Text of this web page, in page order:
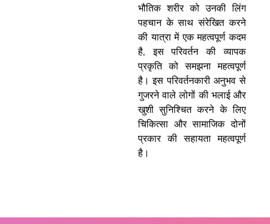
भौतिक शरीर को उनकी लिंग
पहचान के साथ संरेखित करने
की यात्रा में एक महत्वपूर्ण कदम
है, इस परिवर्तन की व्यापक
प्रकृति को समझना महत्वपूर्ण
है। इस परिवर्तनकारी अनुभव से
गुजरने वाले लोगों की भलाई और
खुशी सुनिश्चित करने के लिए
चिकित्सा और सामाजिक दोनों
प्रकार की सहायता महत्वपूर्ण
है।